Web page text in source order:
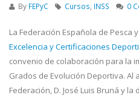
By FEPyC Cursos INSS 0
La Federación Española de Pesca
Excelencia y Certificaciones
convenio de colaboración para la
Grados de Evolución Deportiva.
Federación, D. José Luis Bruná y la